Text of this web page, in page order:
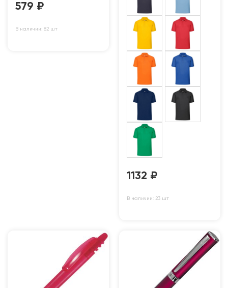
579 ₽
В наличии: 82 шт
1132 ₽
В наличии: 23 шт